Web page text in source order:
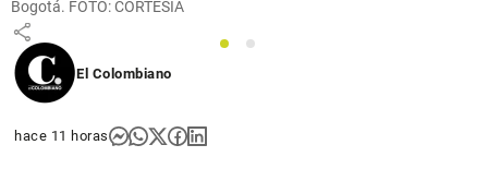
share
Bogotá. FOTO: CORTESÍA
1
2
El Colombiano
hace 11 horas